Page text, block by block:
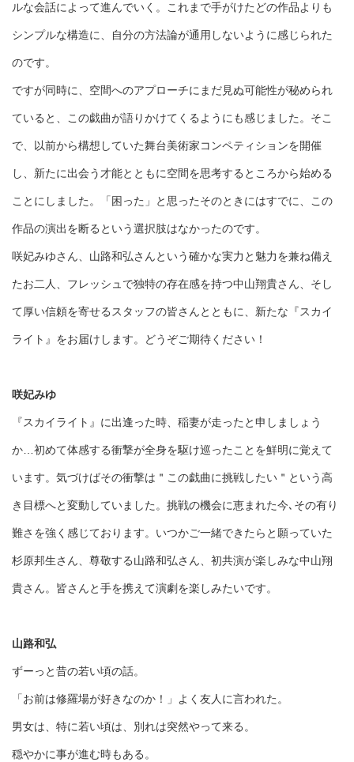
ルな会話によって進んでいく。これまで手がけたどの作品よりも
シンプルな構造に、自分の方法論が通用しないように感じられた
のです。
ですが同時に、空間へのアプローチにまだ見ぬ可能性が秘められ
ていると、この戯曲が語りかけてくるようにも感じました。そこ
で、以前から構想していた舞台美術家コンペティションを開催
し、新たに出会う才能とともに空間を思考するところから始める
ことにしました。「困った」と思ったそのときにはすでに、この
作品の演出を断るという選択肢はなかったのです。
咲妃みゆさん、山路和弘さんという確かな実力と魅力を兼ね備え
たお二人、フレッシュで独特の存在感を持つ中山翔貴さん、そし
て厚い信頼を寄せるスタッフの皆さんとともに、新たな『スカイ
ライト』をお届けします。どうぞご期待ください！
咲妃みゆ
『スカイライト』に出逢った時、稲妻が走ったと申しましょう
か…初めて体感する衝撃が全身を駆け巡ったことを鮮明に覚えて
います。気づけばその衝撃は＂この戯曲に挑戦したい＂という高
き目標へと変動していました。挑戦の機会に恵まれた今､その有り
難さを強く感じております。いつかご一緒できたらと願っていた
杉原邦生さん、尊敬する山路和弘さん、初共演が楽しみな中山翔
貴さん。皆さんと手を携えて演劇を楽しみたいです。
山路和弘
ずーっと昔の若い頃の話。
「お前は修羅場が好きなのか！」よく友人に言われた。
男女は、特に若い頃は、別れは突然やって来る。
穏やかに事が進む時もある。